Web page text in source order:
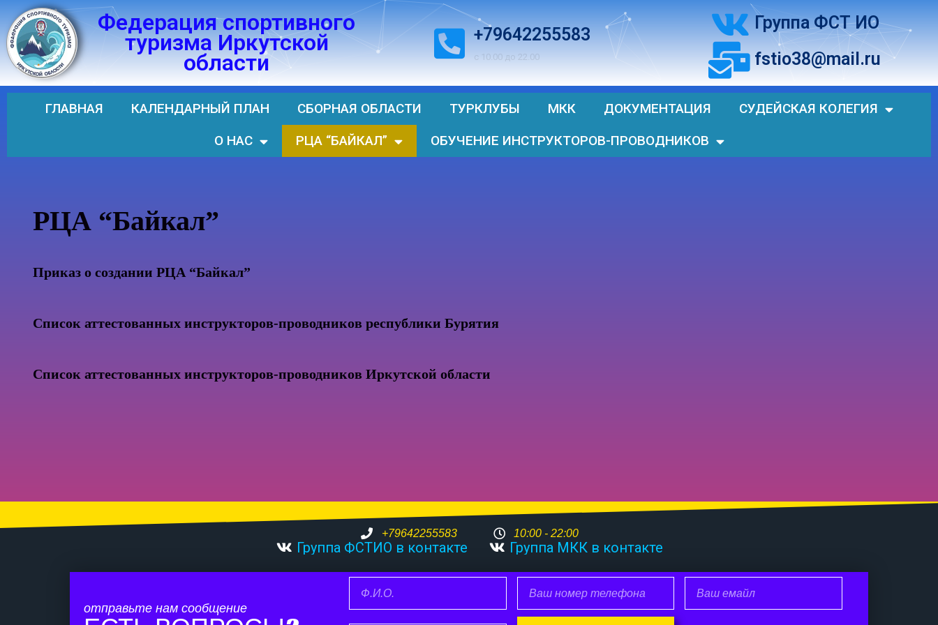
Перейти
к
содержимому
Федерация спортивного
туризма Иркутской
области
+79642255583
с 10.00 до 22.00
Группа ФСТ ИО
fstio38@mail.ru
ГЛАВНАЯ КАЛЕНДАРНЫЙ ПЛАН СБОРНАЯ ОБЛАСТИ ТУРКЛУБЫ МКК ДОКУМЕНТАЦИЯ
СУДЕЙСКАЯ КОЛЕГИЯ
О НАС
РЦА “БАЙКАЛ” ОБУЧЕНИЕ ИНСТРУКТОРОВ-ПРОВОДНИКОВ
РЦА “Байкал”
Приказ о создании РЦА “Байкал”
Список аттестованных инструкторов-проводников республики Бурятия
Список аттестованных инструкторов-проводников Иркутской области
+79642255583 10:00 - 22:00
Группа ФСТИО в контакте Группа МКК в контакте
отправьте нам сообщение